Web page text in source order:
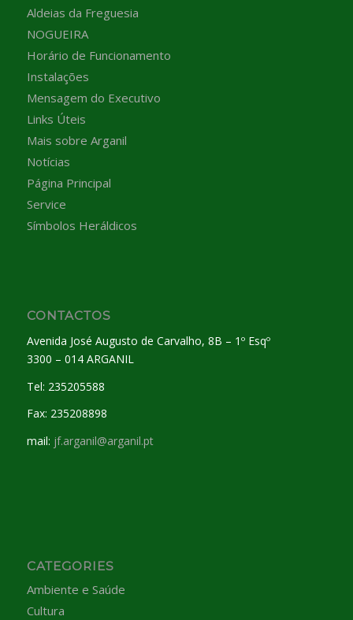
Aldeias da Freguesia
NOGUEIRA
Horário de Funcionamento
Instalações
Mensagem do Executivo
Links Úteis
Mais sobre Arganil
Notícias
Página Principal
Service
Símbolos Heráldicos
CONTACTOS
Avenida José Augusto de Carvalho, 8B – 1º Esqº
3300 – 014 ARGANIL
Tel: 235205588
Fax: 235208898
mail: jf.arganil@arganil.pt
CATEGORIES
Ambiente e Saúde
Cultura